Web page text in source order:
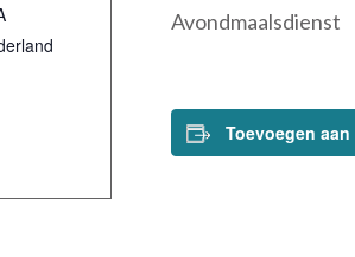
Avondmaalsdienst
Toevoegen